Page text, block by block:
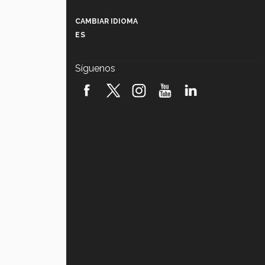
robótica FIRST 2026! (video)
CAMBIAR IDIOMA
ES
Síguenos